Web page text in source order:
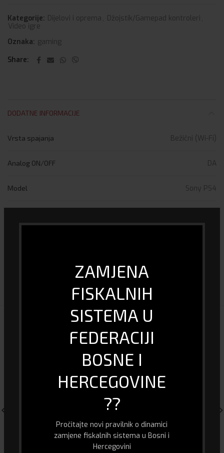
ZAMJENA
FISKALNIH
SISTEMA U
FEDERACIJI
BOSNE I
HERCEGOVINE
??
Pročitajte novi pravilnik o dinamici
zamjene fiskalnih sistema u Bosni i
Hercegovini
Kategorije: Dijelovi i oprema , Džojstik/Gamepad kontroleri ,
Video igre
Oznaka: gaming
Share
DODATNE INFORMACIJE
Vrsta spajanja Bežični (Wi-Fi)
Analog ON/OFF DA
Model Sony PS4